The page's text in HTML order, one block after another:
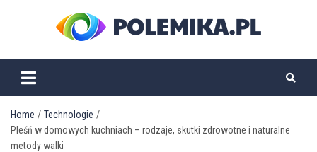
polemika.pl
Home
Technologie
Pleśń w domowych kuchniach – rodzaje, skutki zdrowotne i naturalne
metody walki